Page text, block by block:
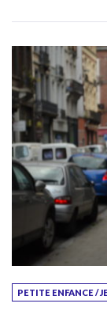
PETITE ENFANCE /